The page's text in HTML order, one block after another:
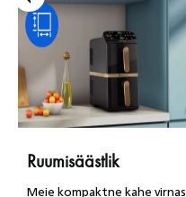
Ruumisäästlik
Meie kompaktne kahe virnas